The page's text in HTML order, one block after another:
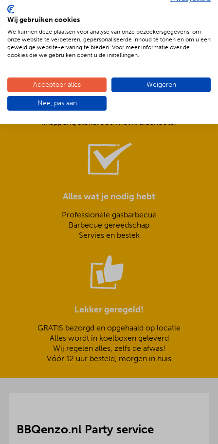
De voordelen van BBQenzo.nl
Compleet is ook écht compleet!
smeuïge sauzen,
knapperig stokbrood met kruidenboter
Alles wat je nodig hebt
Professionele gasbarbecue
Barbecue gereedschap
Servies en bestek
Lekker geregeld!
GRATIS bezorgd en opgehaald op locatie
Alles wordt in koelboxen geleverd
Wij regelen alles, zelfs de afwas!
Vóór 12 uur besteld, morgen in huis
BBQenzo.nl Party service
Wij gebruiken cookies
We kunnen deze plaatsen voor analyse van onze bezoekersgegevens, om
onze website te verbeteren, gepersonaliseerde inhoud te tonen en om u een
geweldige website-ervaring te bieden. Voor meer informatie over de
cookies die we gebruiken opent u de instellingen.
Accepteer alles Weigeren
Nee, pas aan